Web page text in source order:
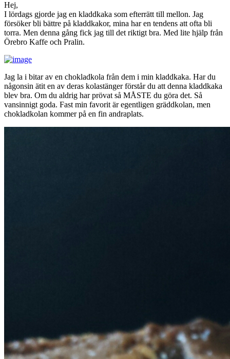
Hej,
I lördags gjorde jag en kladdkaka som efterrätt till mellon. Jag
försöker bli bättre på kladdkakor, mina har en tendens att ofta bli
torra. Men denna gång fick jag till det riktigt bra. Med lite hjälp från
Örebro Kaffe och Pralin.
Jag la i bitar av en chokladkola från dem i min kladdkaka. Har du
någonsin ätit en av deras kolastänger förstår du att denna kladdkaka
blev bra. Om du aldrig har prövat så MÅSTE du göra det. Så
vansinnigt goda. Fast min favorit är egentligen gräddkolan, men
chokladkolan kommer på en fin andraplats.